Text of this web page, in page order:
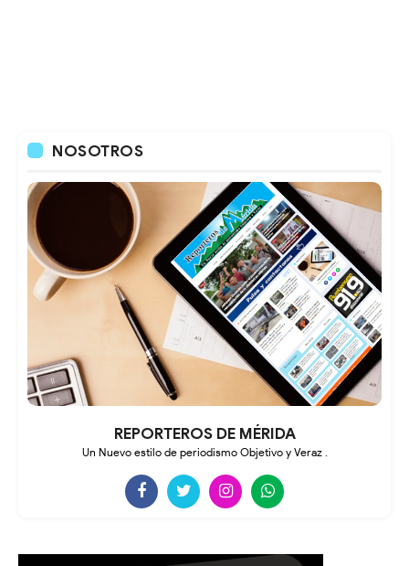
NOSOTROS
REPORTEROS DE MÉRIDA
Un Nuevo estilo de periodismo Objetivo y Veraz .